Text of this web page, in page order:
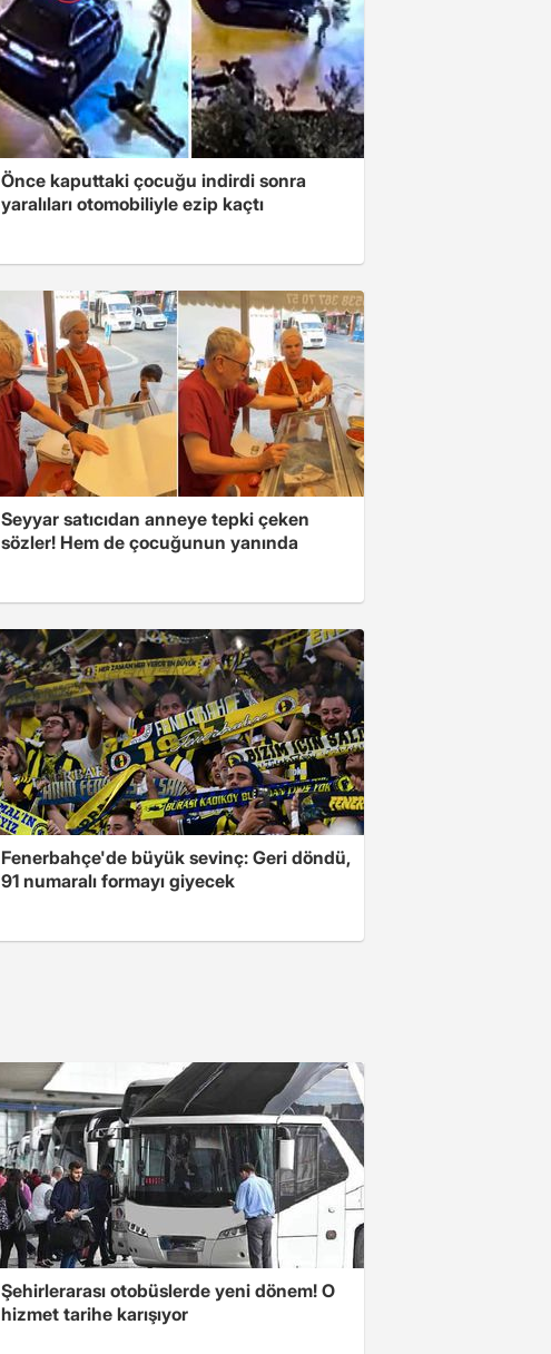
Önce kaputtaki çocuğu indirdi sonra
yaralıları otomobiliyle ezip kaçtı
Seyyar satıcıdan anneye tepki çeken
sözler! Hem de çocuğunun yanında
Fenerbahçe'de büyük sevinç: Geri döndü,
91 numaralı formayı giyecek
Şehirlerarası otobüslerde yeni dönem! O
hizmet tarihe karışıyor